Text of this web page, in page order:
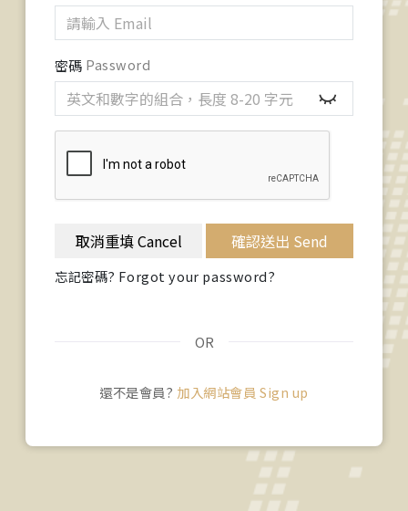
密碼 Password
取消重填 Cancel 確認送出 Send
忘記密碼? Forgot your password?
OR
還不是會員? 加入網站會員 Sign up